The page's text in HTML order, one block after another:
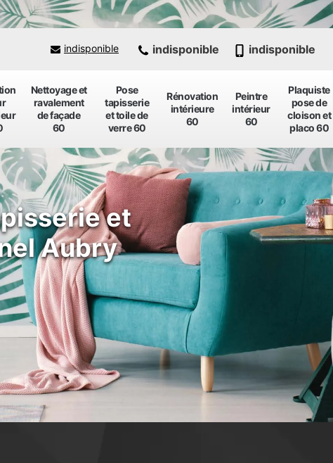
Nettoyage et
ravalement
de façade
60
Pose
tapisserie
et toile de
verre 60
Rénovation
intérieure
60
Peintre
intérieur
60
Plaquiste
pose de
cloison et
placo 60
indisponible indisponible indisponible
et
Aubry